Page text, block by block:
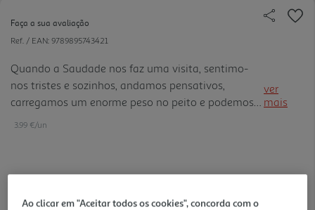
Faça a sua avaliação
Ref. / EAN: 9789895743421
Quando a Saudade nos faz uma visita, sentimo-
nos tristes e sozinhos, andamos pensativos,
carregamos um enorme peso no peito e podemos
ter fortes mudanças de humor e apetite. Tudo isto
ver
mais
3.99 €/un
Ao clicar em "Aceitar todos os cookies", concorda com o